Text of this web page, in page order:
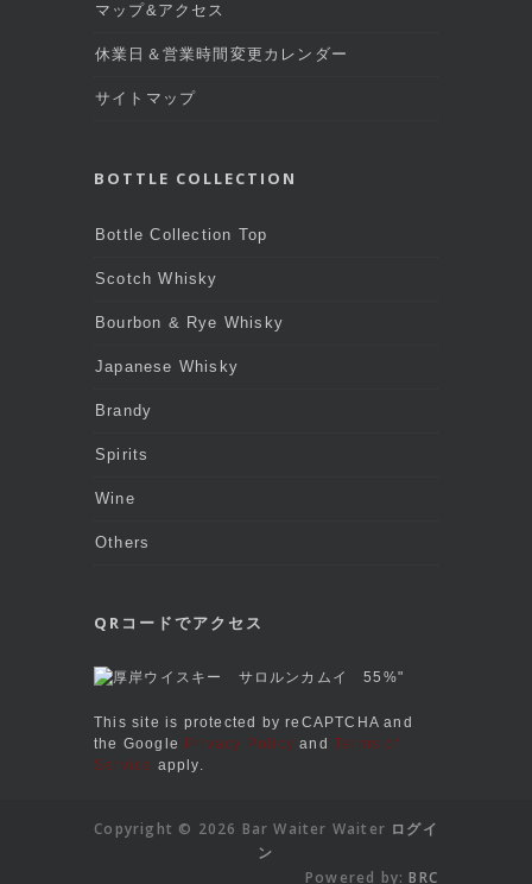
マップ&アクセス
休業日＆営業時間変更カレンダー
サイトマップ
BOTTLE COLLECTION
Bottle Collection Top
Scotch Whisky
Bourbon & Rye Whisky
Japanese Whisky
Brandy
Spirits
Wine
Others
QRコードでアクセス
This site is protected by reCAPTCHA and
the Google Privacy Policy andTerms of
Service apply.
Copyright © 2026 Bar Waiter Waiter ログイ
ン
Powered by:BRC